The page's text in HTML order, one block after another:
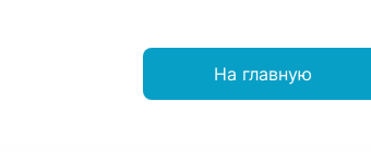
На главную